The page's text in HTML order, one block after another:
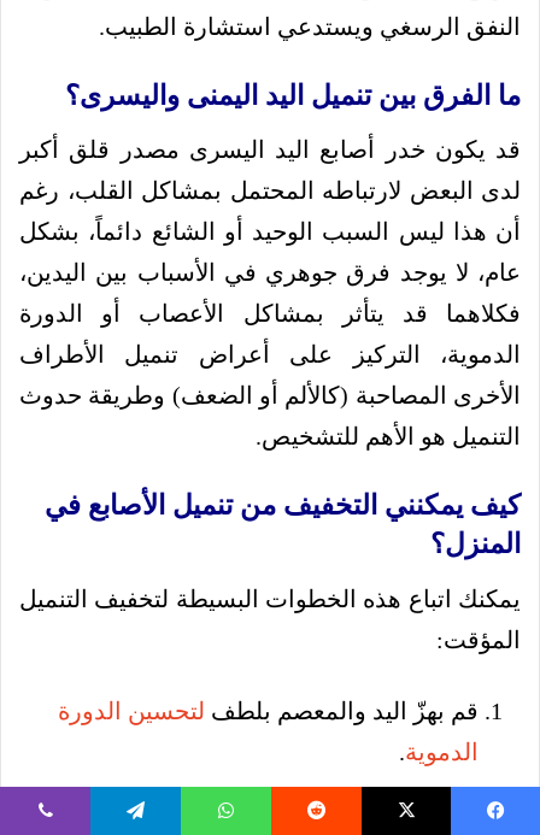
النفق الرسغي ويستدعي استشارة الطبيب.
ما الفرق بين تنميل اليد اليمنى واليسرى؟
قد يكون خدر أصابع اليد اليسرى مصدر قلق أكبر
لدى البعض لارتباطه المحتمل بمشاكل القلب، رغم
أن هذا ليس السبب الوحيد أو الشائع دائماً، بشكل
عام، لا يوجد فرق جوهري في الأسباب بين اليدين،
فكلاهما قد يتأثر بمشاكل الأعصاب أو الدورة
الدموية، التركيز على أعراض تنميل الأطراف
الأخرى المصاحبة (كالألم أو الضعف) وطريقة حدوث
التنميل هو الأهم للتشخيص.
كيف يمكنني التخفيف من تنميل الأصابع في
المنزل؟
يمكنك اتباع هذه الخطوات البسيطة لتخفيف التنميل
المؤقت:
قم بهزّ اليد والمعصم بلطف لتحسين الدورة
الدموية.
تجنب الوضعيات التي تسبب الضغط على